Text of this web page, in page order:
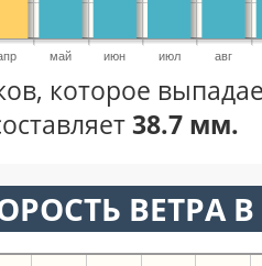
май июн июл авг
которое
38.7 мм.
ВЕТРА